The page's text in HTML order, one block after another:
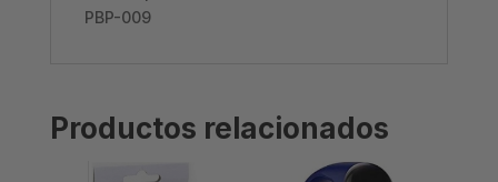
PBP-009
Productos relacionados